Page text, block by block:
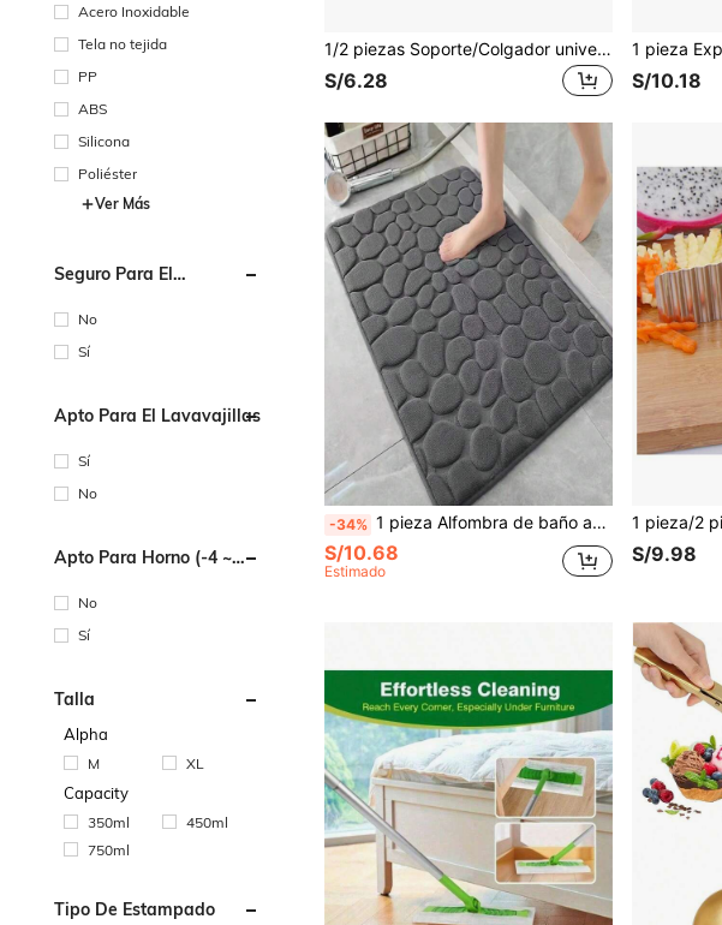
Acero Inoxidable
Tela no tejida
PP
ABS
Silicona
Poliéster
Ver Más
Seguro Para El
No
Sí
Apto Para El Lavavajillas
Sí
No
Apto Para Horno (-4 ~
No
Sí
Talla
Alpha
M XL
Capacity
350ml
450ml
750ml
Tipo De Estampado
1/2 piezas Soporte/Colgador universal para auriculares y controles, Estante de pared para exhibir auriculares, Adecuado para el hogar, la oficina, el dormitorio
S/6.28 S/10.18
-34% 1 pieza Alfombra de baño antideslizante hecha de fibra de poliéster, fácil de mantener y lavable a máquina. Adecuada para sala de estar, pasillo, mesita de noche, dormitorio, oficina, cocina, granja, decoración del hogar, decoración del baño, alfombra de baño, alfombra de piso, alfombra de exterior, felpudo de entrada, accesorios de baño, decoración de entrada
S/10.68
Estimado
S/9.98